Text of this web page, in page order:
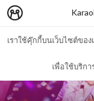
เราใช้คุ๊กกี้บนเว็บไซต์ขอ
เพื่อใช้บริกา